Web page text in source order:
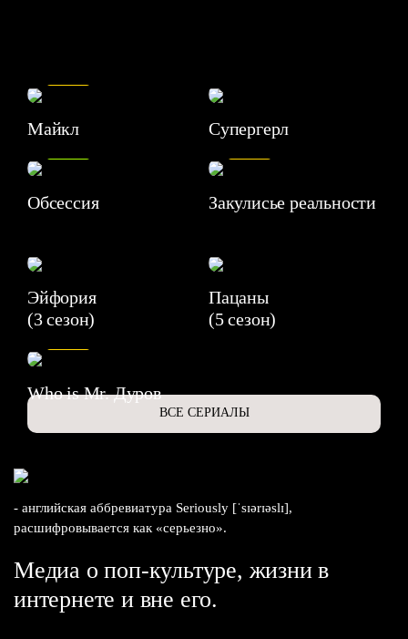
Майкл Супергерл
Обсессия
7.1
Закулисье реальности
Эйфория
(3 сезон)
Пацаны
(5 сезон)
Who is Mr. Дуров
ВСЕ СЕРИАЛЫ
- английская аббревиатура Seriously [ˈsɪərɪəslɪ],
расшифровывается как «серьезно».
Медиа о поп-культуре, жизни в
интернете и вне его.